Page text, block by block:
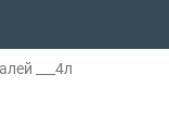
___4л